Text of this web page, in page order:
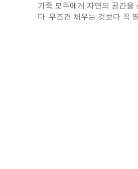
가족 모두에게 자연의 공간을
다. 무조건 채우는 것보다 꼭